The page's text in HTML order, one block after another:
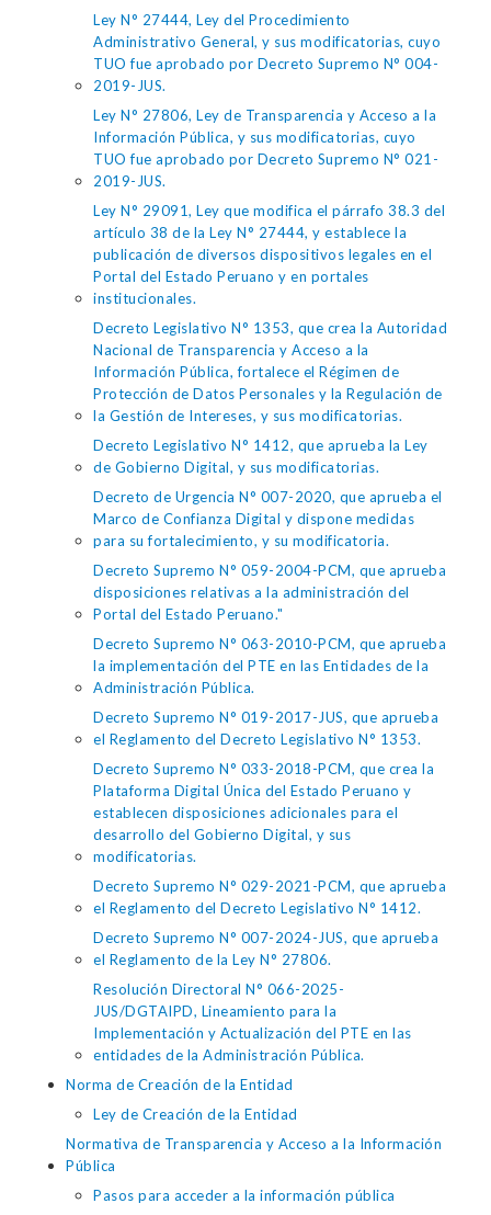
Ley N° 27444, Ley del Procedimiento
Administrativo General, y sus modificatorias, cuyo
TUO fue aprobado por Decreto Supremo N° 004-
2019-JUS.
Ley N° 27806, Ley de Transparencia y Acceso a la
Información Pública, y sus modificatorias, cuyo
TUO fue aprobado por Decreto Supremo N° 021-
2019-JUS.
Ley N° 29091, Ley que modifica el párrafo 38.3 del
artículo 38 de la Ley N° 27444, y establece la
publicación de diversos dispositivos legales en el
Portal del Estado Peruano y en portales
institucionales.
Decreto Legislativo N° 1353, que crea la Autoridad
Nacional de Transparencia y Acceso a la
Información Pública, fortalece el Régimen de
Protección de Datos Personales y la Regulación de
la Gestión de Intereses, y sus modificatorias.
Decreto Legislativo N° 1412, que aprueba la Ley
de Gobierno Digital, y sus modificatorias.
Decreto de Urgencia N° 007-2020, que aprueba el
Marco de Confianza Digital y dispone medidas
para su fortalecimiento, y su modificatoria.
Decreto Supremo N° 059-2004-PCM, que aprueba
disposiciones relativas a la administración del
Portal del Estado Peruano."
Decreto Supremo N° 063-2010-PCM, que aprueba
la implementación del PTE en las Entidades de la
Administración Pública.
Decreto Supremo N° 019-2017-JUS, que aprueba
el Reglamento del Decreto Legislativo N° 1353.
Decreto Supremo N° 033-2018-PCM, que crea la
Plataforma Digital Única del Estado Peruano y
establecen disposiciones adicionales para el
desarrollo del Gobierno Digital, y sus
modificatorias.
Decreto Supremo N° 029-2021-PCM, que aprueba
el Reglamento del Decreto Legislativo N° 1412.
Decreto Supremo N° 007-2024-JUS, que aprueba
el Reglamento de la Ley N° 27806.
Resolución Directoral N° 066-2025-
JUS/DGTAIPD, Lineamiento para la
Implementación y Actualización del PTE en las
entidades de la Administración Pública.
Norma de Creación de la Entidad
Ley de Creación de la Entidad
Normativa de Transparencia y Acceso a la Información
Pública
Pasos para acceder a la información pública